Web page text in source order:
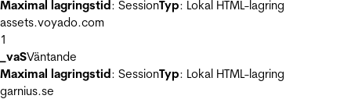
Maximal lagringstid: SessionTyp: Lokal HTML-lagring
assets.voyado.com
1
_vaSVäntande
Maximal lagringstid: SessionTyp: Lokal HTML-lagring
garnius.se